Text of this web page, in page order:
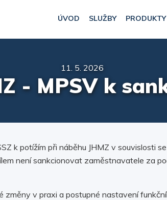
ÚVOD SLUŽBY PRODUKTY
11. 5. 2026
- MPSV k
k potížím při náběhu JHMZ v souvislosti
není sankcionovat zaměstnavatele za
změny v praxi a postupné nastavení